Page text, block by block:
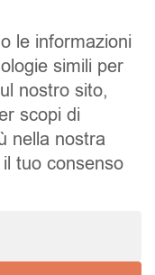
Numero di fax: +36
(1) 413 6801
Tel: +36 (30) 566
5028
E-mail:
info@nivis.hu
le informazioni
simili per
nostro sito,
scopi di
nella nostra
tuo consenso